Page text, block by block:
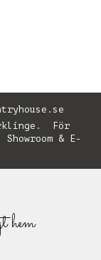
För
& E-
hem